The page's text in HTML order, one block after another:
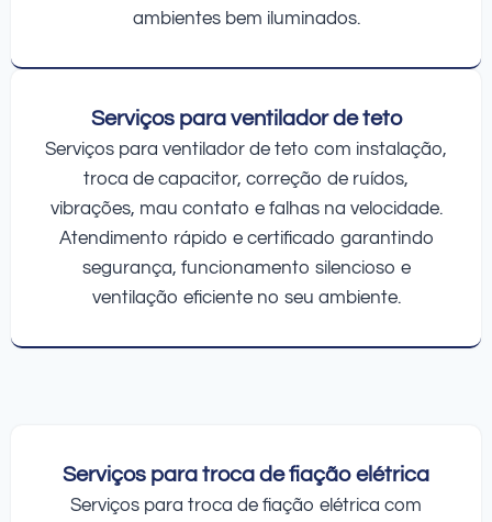
ambientes bem iluminados.
Serviços para ventilador de teto
Serviços para ventilador de teto com instalação,
troca de capacitor, correção de ruídos,
vibrações, mau contato e falhas na velocidade.
Atendimento rápido e certificado garantindo
segurança, funcionamento silencioso e
ventilação eficiente no seu ambiente.
Serviços para troca de fiação elétrica
Serviços para troca de fiação elétrica com